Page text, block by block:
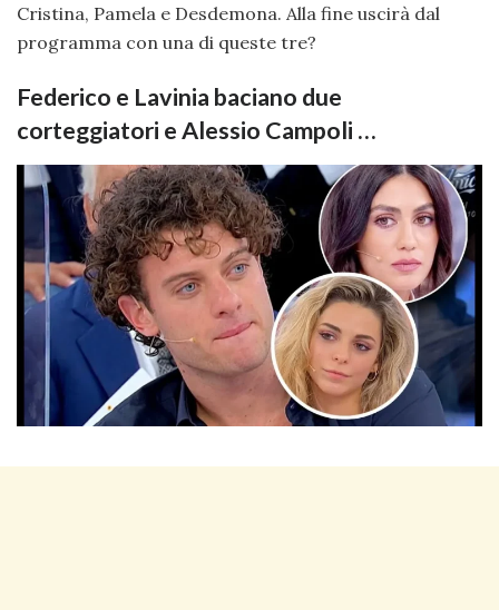
Cristina, Pamela e Desdemona. Alla fine uscirà dal
programma con una di queste tre?
Federico e Lavinia baciano due
corteggiatori e Alessio Campoli …